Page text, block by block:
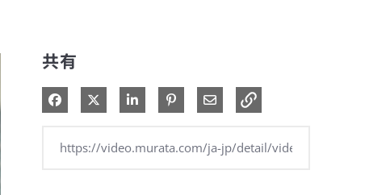
共有
Facebook で共有
Xで共有する
LinkedIn で共有
Pinterest に投稿
電子メールで共有